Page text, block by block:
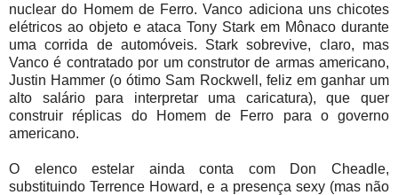
nuclear do Homem de Ferro. Vanco adiciona uns chicotes
elétricos ao objeto e ataca Tony Stark em Mônaco durante
uma corrida de automóveis. Stark sobrevive, claro, mas
Vanco é contratado por um construtor de armas americano,
Justin Hammer (o ótimo Sam Rockwell, feliz em ganhar um
alto salário para interpretar uma caricatura), que quer
construir réplicas do Homem de Ferro para o governo
americano.
O elenco estelar ainda conta com Don Cheadle,
substituindo Terrence Howard, e a presença sexy (mas não